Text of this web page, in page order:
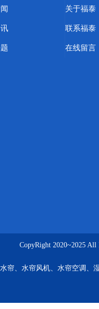
关于福泰
联系福泰
在线留言
CopyRight 2020~2025
帘、水帘风机、水帘空调、